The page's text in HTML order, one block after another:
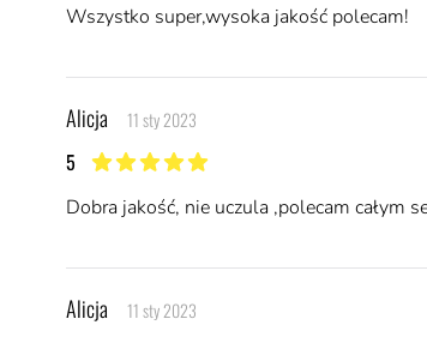
Wszystko super,wysoka jakość polecam!
Alicja 11 sty 2023
5
5 z 5 gwiazdek
Dobra jakość, nie uczula ,polecam całym
Alicja 11 sty 2023